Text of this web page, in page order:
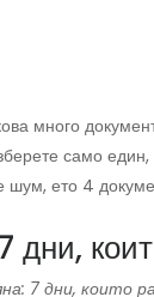
много
само
ето 4
дни,
7 дни, които